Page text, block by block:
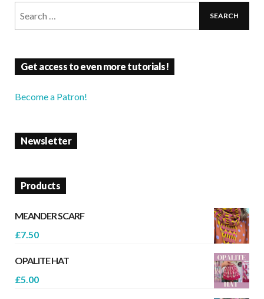
Get access to even more tutorials!
Become a Patron!
Newsletter
Products
MEANDER SCARF
£7.50
OPALITE HAT
£5.00